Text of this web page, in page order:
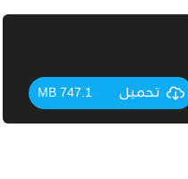
تحميل 747.1 MB